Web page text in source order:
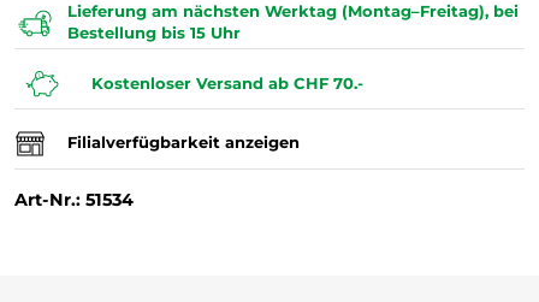
Lieferung am nächsten Werktag (Montag–Freitag), bei
Bestellung bis 15 Uhr
Kostenloser Versand ab CHF 70.-
Filialverfügbarkeit anzeigen
Art-Nr.: 51534